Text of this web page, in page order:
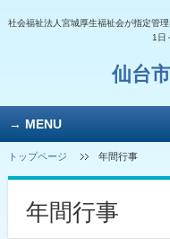
社会福祉法人宮城厚生福祉会が指定管
1日
仙台
MENU
トップページ 年間行事
年間行事